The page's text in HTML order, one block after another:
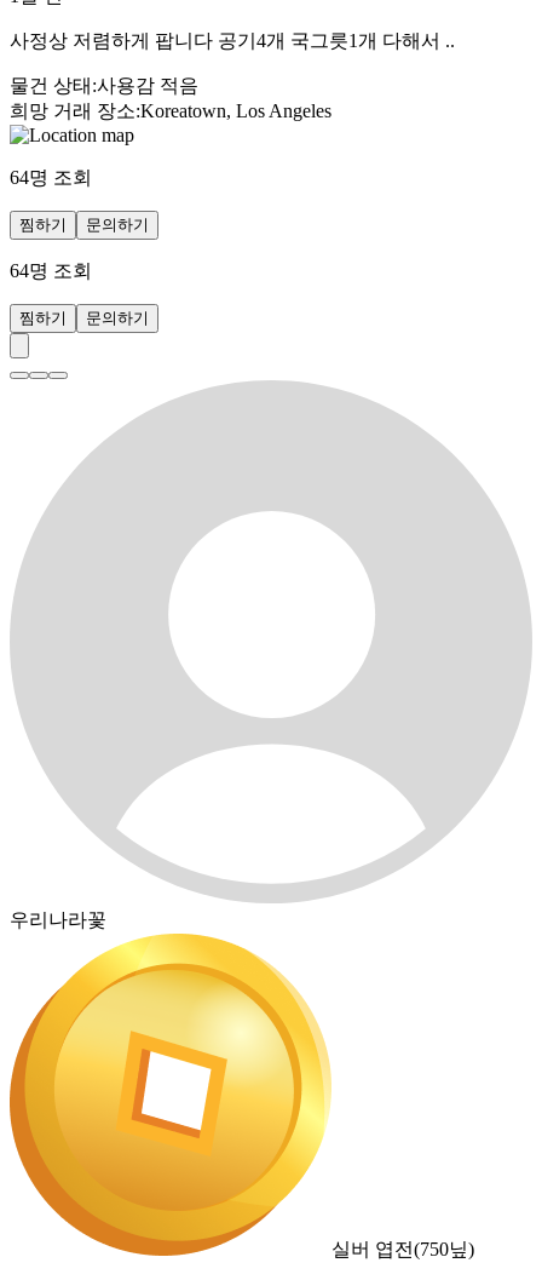
사정상 저렴하게 팝니다 공기4개 국그릇1개 다해서 ..
물건 상태 :사용감 적음
희망 거래 장소:Koreatown, Los Angeles
64명 조회
찜하기 문의하기
64명 조회
찜하기 문의하기
우리나라꽃
실버 엽전(750닢)